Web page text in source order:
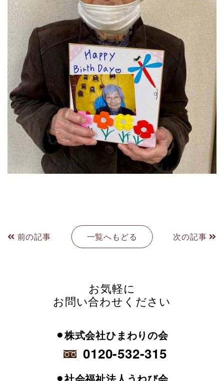
前の記事 一覧へもどる 次の記事
お気軽に
お問い合わせください
⚫︎株式会社ひまわりの会
0120-532-315